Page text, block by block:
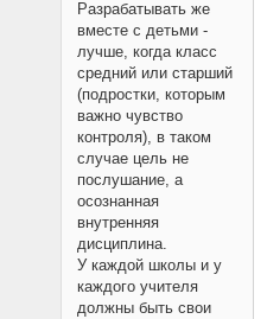
Разрабатывать же
вместе с детьми -
лучше, когда класс
средний или старший
(подростки, которым
важно чувство
контроля), в таком
случае цель не
послушание, а
осознанная
внутренняя
дисциплина.
У каждой школы и у
каждого учителя
должны быть свои